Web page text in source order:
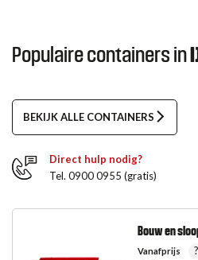
Populaire containers in
BEKIJK ALLE CONTAINERS
Direct hulp nodig?
Tel. 0900 0955 (gratis)
Bouw en
Vanafprijs ?